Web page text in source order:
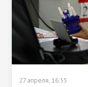
27 апреля, 16:55